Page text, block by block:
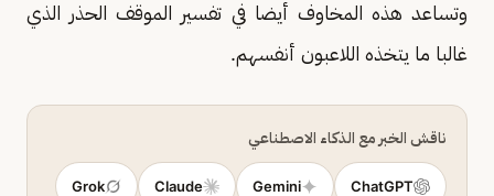
وتساعد هذه المخاوف أيضا في تفسير الموقف الحذر الذي
غالبا ما يتخذه اللاعبون أنفسهم.
ناقش الخبر مع الذكاء الاصطناعي
ChatGPT
Gemini
Claude
Grok